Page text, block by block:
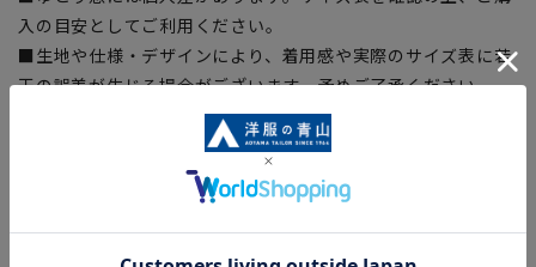
入の目安としてご利用ください。
■生地や仕様・デザインにより、着用感や実際のサイズ表に若
干の誤差が生じる場合がございます。予めご了承ください。
■サイズスペックは仕上がりサイズを記載しております。一
部、商品現物におすすめサイズ(ヌードサイズ)を記載している
■ブラウザやお使いのモニター環境、また撮影時の室内外の光
加減により、実際の商品と掲載画像の色味が異なる場合がござ